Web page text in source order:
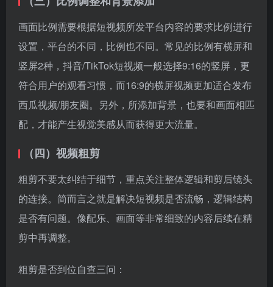
（四）视频粗剪
粗剪不要太纠结于细节，重点关注整体逻辑和剪后镜头
的连接。简而言之就是解决短视频是否流畅，逻辑结构
是否有问题。像配乐、画面等非常细致的内容后续在精
剪中再调整。
想要传递给观众的核心思想是否清晰？（观众是否能看
懂你的视频）
视频有重点、有创意吗？
（五）视频精剪
进一步精细化处理短视频需要仔细去推敲，包括音乐节